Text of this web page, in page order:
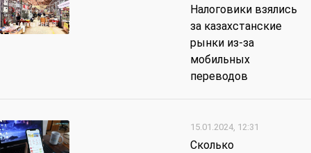
Налоговики взялись
за казахстанские
рынки из-за
мобильных
переводов
15.01.2024, 12:31
Сколько